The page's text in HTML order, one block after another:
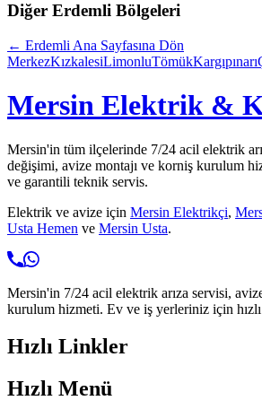
Diğer Erdemli Bölgeleri
← Erdemli Ana Sayfasına Dön
MerkezKızkalesiLimonluTömükKargıpınarı
Mersin Elektrik &
Mersin'in tüm ilçelerinde 7/24 acil elektrik
değişimi, avize montajı ve korniş kurulum
ve garantili teknik servis.
Elektrik ve avize için Mersin Elektrikçi,
Usta Hemen ve Mersin Usta.
Mersin'in 7/24 acil elektrik arıza servisi,
kurulum hizmeti. Ev ve iş yerleriniz için
Hızlı Linkler
Hızlı Menü